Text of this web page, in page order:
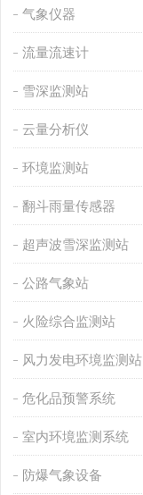
气象仪器
流量流速计
雪深监测站
云量分析仪
环境监测站
翻斗雨量传感器
超声波雪深监测站
公路气象站
火险综合监测站
风力发电环境监测站
危化品预警系统
室内环境监测系统
防爆气象设备